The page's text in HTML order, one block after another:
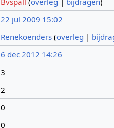
22 jul 2009 15:02
Renekoenders (overleg |
6 dec 2012 14:26
3
2
0
0